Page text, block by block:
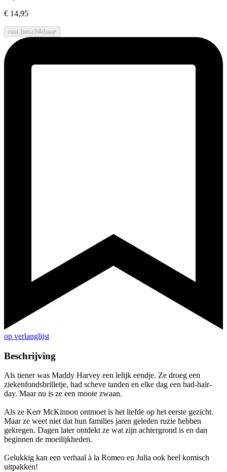
€ 14,95
niet beschikbaar
op verlanglijst
Beschrijving
Als tiener was Maddy Harvey een lelijk eendje. Ze droeg een
ziekenfondsbrilletje, had scheve tanden en elke dag een bad-hair-
day. Maar nu is ze een mooie zwaan.
Als ze Kerr McKinnon ontmoet is het liefde op het eerste gezicht.
Maar ze weet niet dat hun families jaren geleden ruzie hebben
gekregen. Dagen later ontdekt ze wat zijn achtergrond is en dan
beginnen de moeilijkheden.
Gelukkig kan een verhaal à la Romeo en Julia ook heel komisch
uitpakken!